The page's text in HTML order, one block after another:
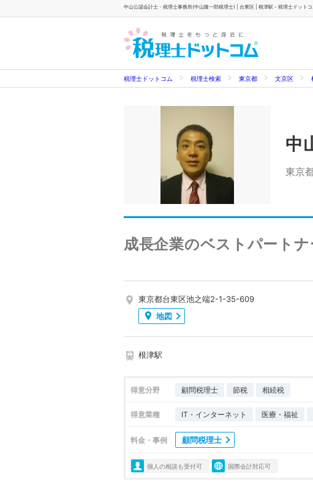
中山公認会計士・税理士事務所(中山隆一郎税理士) | 台東区 | 根津駅 - 税理士ドット
税理士ドットコム 税理士検索 東京都 文京区
中
東京
成長企業のベストパートナ
東京都台東区池之端2-1-35-609
地図
根津駅
得意分野 顧問税理士 節税 相続税
得意業種 IT・インターネット 医療・福祉
料金・事例 顧問税理士
個人の相談も受付可 国際会計対応可